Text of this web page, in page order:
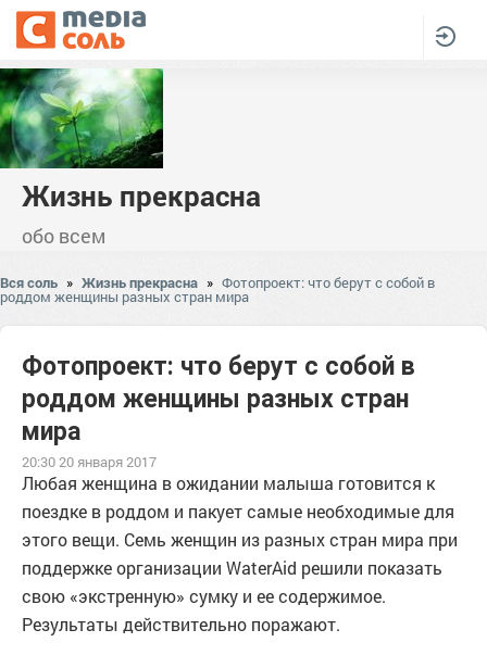
Жизнь прекрасна
обо всем
Вся соль » Жизнь прекрасна » Фотопроект: что берут с собой в
роддом женщины разных стран мира
Фотопроект: что берут с собой в
роддом женщины разных стран
мира
20:30 20 января 2017
Любая женщина в ожидании малыша готовится к
поездке в роддом и пакует самые необходимые для
этого вещи. Семь женщин из разных стран мира при
поддержке организации WaterAid решили показать
свою «экстренную» сумку и ее содержимое.
Результаты действительно поражают.